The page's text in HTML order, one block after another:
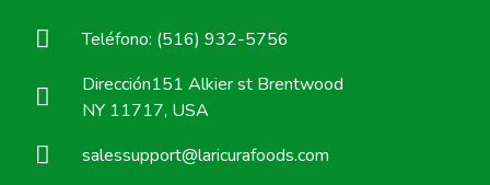
Teléfono: (516) 932-5756
Dirección151 Alkier st Brentwood
NY 11717, USA
salessupport@laricurafoods.com